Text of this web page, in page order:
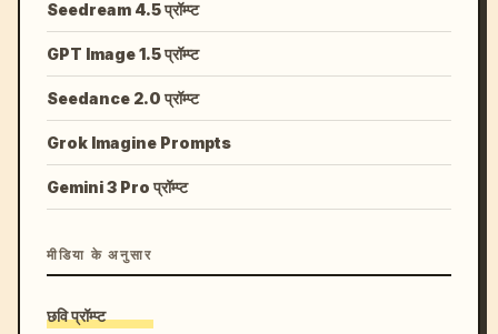
Seedream 4.5 प्रॉम्प्ट
GPT Image 1.5 प्रॉम्प्ट
Seedance 2.0 प्रॉम्प्ट
Grok Imagine Prompts
Gemini 3 Pro प्रॉम्प्ट
मीडिया के अनुसार
छवि प्रॉम्प्ट